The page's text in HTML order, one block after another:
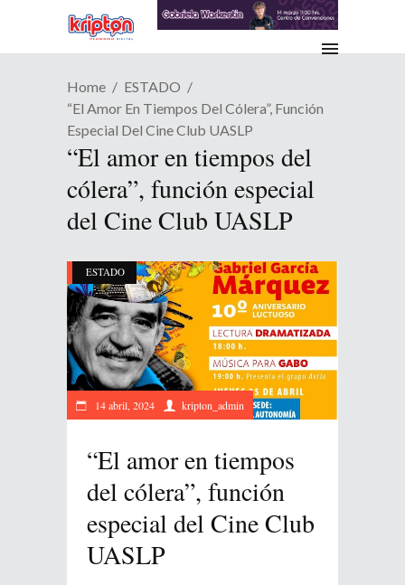
Home
ESTADO
“El Amor En Tiempos Del Cólera”, Función
Especial Del Cine Club UASLP
“El amor en tiempos del
cólera”, función especial
del Cine Club UASLP
ESTADO
14 abril, 2024 kripton_admin
“El amor en tiempos
del cólera”, función
especial del Cine Club
UASLP